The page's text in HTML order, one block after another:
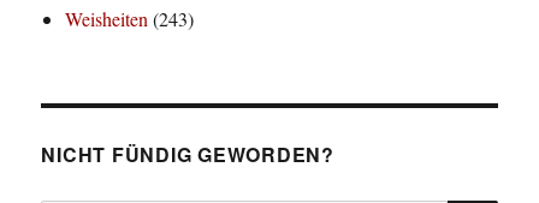
Weisheiten(243)
NICHT FÜNDIG GEWORDEN?